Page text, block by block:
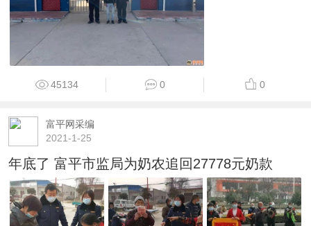
45134 0 0
富平网采编
2021-1-25
年底了 富平市监局为奶农追回27778元奶款